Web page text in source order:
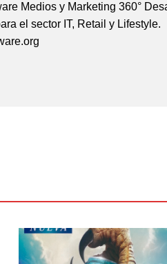
Medios y Marketing 360°
el sector IT, Retail y Lifestyle.